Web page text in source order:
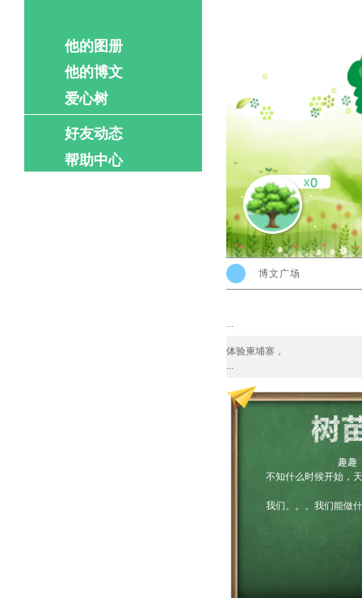
他的图册
他的博文
爱心树
好友动态
帮助中心
博文广场
...
体验柬埔寨，
...
趣趣
不知什么时候开始，天
我们。。。我们能做什